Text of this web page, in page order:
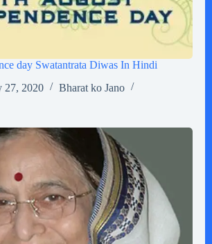
day Swatantrata Diwas In Hindi
27, 2020
Bharat ko Jano